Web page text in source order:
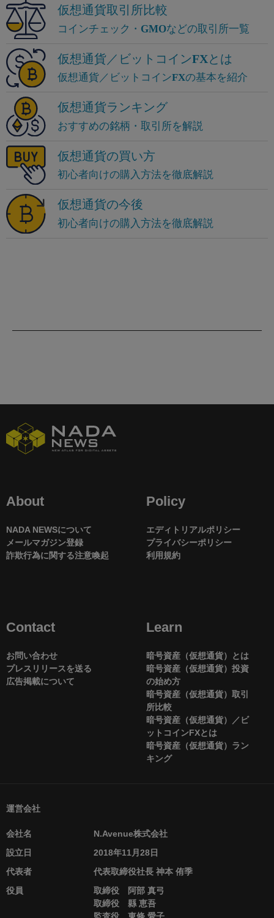
About
NADA NEWSについて
メールマガジン登録
詐欺行為に関する注意喚起
Policy
エディトリアルポリシー
プライバシーポリシー
利用規約
Contact
お問い合わせ
プレスリリースを送る
広告掲載について
Learn
暗号資産（仮想通貨）とは
暗号資産（仮想通貨）投資
の始め方
暗号資産（仮想通貨）取引
所比較
暗号資産（仮想通貨）／ビ
ットコインFXとは
暗号資産（仮想通貨）ラン
キング
運営会社
会社名
N.Avenue株式会社
設立日
2018年11月28日
代表者
代表取締役社長 神本 侑季
役員
取締役 阿部 真弓
取締役 縣 恵吾
監査役 東條 愛子